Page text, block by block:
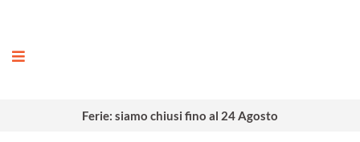
Ferie: siamo chiusi fino al 24 Agosto